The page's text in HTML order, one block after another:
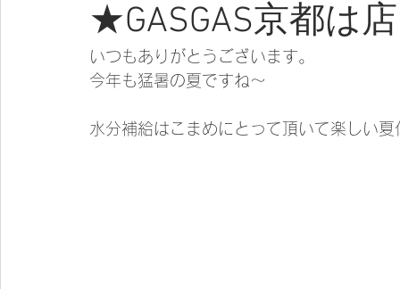
★GASGAS京都は
いつもありがとうございます。
今年も猛暑の夏ですね～
水分補給はこまめにとって頂いて楽しい